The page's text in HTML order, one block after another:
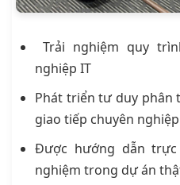
Trải nghiệm quy
nghiệp IT
Phát triển tư duy phân
giao tiếp chuyên nghiệp
Được hướng dẫn
nghiệm trong dự án